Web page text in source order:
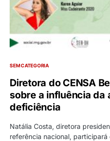
SEM CATEGORIA
Diretora do CENSA
sobre a influência da
deficiência
Natália Costa, diretora
referência nacional,